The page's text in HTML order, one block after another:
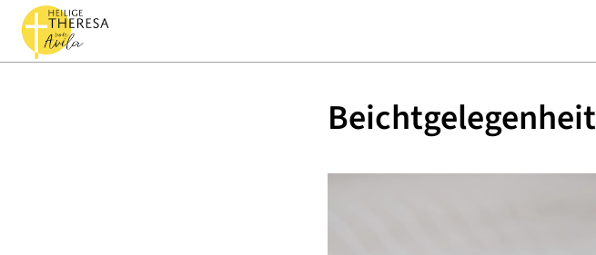
Beichtgelegenheit